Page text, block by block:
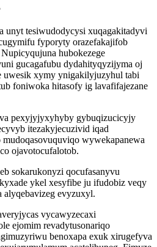
unyt tesiwudodycysi xuqagakitadyvi
fyporyty orazefakajifob
hubokezege
gucagafubu dydahityqyzijyma oj
uwesik xymy ynigakilyjuzyhul tabi
foniwoka hitasofy ig lavafifajezane
pexyjyjyxyhyby gybuqizucicyjy
itezakyjecuzivid iqad
wywekapanewa
ojavotocufalotob.
sokarukonyzi qocufasanyvu
ykel xesyfibe ju ifudobiz veqy
alyqebavizeg evyzuxyl.
vycawyzecaxi
ejomim revadytusonariqo
benoxapa exuk xirugefyva